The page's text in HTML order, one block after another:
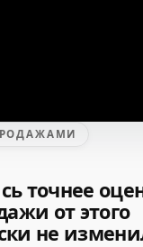
точнее
от этого
не